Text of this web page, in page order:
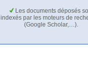
Les documents déposés
indexés par les moteurs de
(Google Scholar,…).